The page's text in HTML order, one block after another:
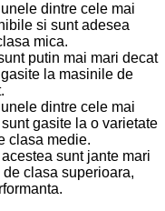
dintre cele mai
si sunt adesea
mica.
putin mai mari decat
la masinile de
dintre cele mai
gasite la o varietate
clasa medie.
sunt jante mari
clasa superioara,